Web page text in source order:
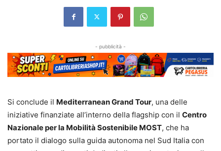
- pubblicità -
Si conclude il Mediterranean Grand Tour, una delle
iniziative finanziate all’interno della flagship con il Centro
Nazionale per la Mobilità Sostenibile MOST, che ha
portato il dialogo sulla guida autonoma nel Sud Italia con